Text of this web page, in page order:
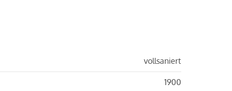
vollsaniert
1900